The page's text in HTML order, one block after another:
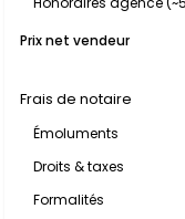
Prix net vendeur
Frais de notaire
Émoluments
Droits & taxes
Formalités